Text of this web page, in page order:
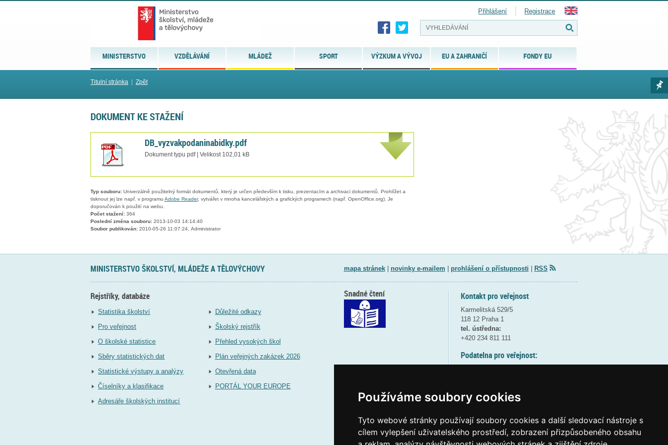
Používáme soubory cookies
Tyto webové stránky používají soubory cookies a další sledovací nástroje s
cílem vylepšení uživatelského prostředí, zobrazení přizpůsobeného obsahu
MINISTERSTVO VZDĚLÁVÁNÍ MLÁDEŽ SPORT VÝZKUM A VÝVOJ EU A ZAHRANIČÍ FONDY EU
Přihlášení Registrace
Titulní stránka Zpět
DOKUMENT KE STAŽENÍ
DB_vyzvakpodaninabidky.pdf
Dokument typu pdf | Velikost 102,01 kB
Typ souboru: Univerzálně použitelný formát dokumentů, který je určen především k tisku, prezentacím a archivaci dokumentů. Prohlížet a
tisknout jej lze např. v programu Adobe Reader, vytvářet v mnoha kancelářských a grafických programech (např. OpenOffice.org). Je
doporučován k použití na webu.
Počet stažení: 364
Poslední změna souboru: 2013-10-03 14:14:40
Soubor publikován: 2010-05-26 11:07:24, Administrator
MINISTERSTVO ŠKOLSTVÍ, MLÁDEŽE A TĚLOVÝCHOVY mapa stránek| novinky e-mailem prohlášení o přístupnosti RSS
Rejstříky, databáze
Statistika školství
Pro veřejnost
O školské statistice
Sběry statistických dat
Statistické výstupy a analýzy
Číselníky a klasifikace
Adresáře školských institucí
Důležité odkazy
Školský rejstřík
Přehled vysokých škol
Plán veřejných zakázek 2026
Otevřená data
PORTÁL YOUR EUROPE
Kontakt pro veřejnost
Karmelitská 529/5
118 12 Praha 1
tel. ústředna:
+420 234 811 111
Podatelna pro veřejnost:
(více informací
Elektronická podatelna:
Snadné čtení